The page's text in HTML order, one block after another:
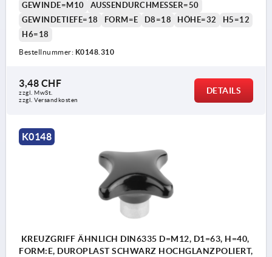
GEWINDE=M10
AUSSENDURCHMESSER=50
GEWINDETIEFE=18
FORM=E D8=18 HÖHE=32
H5=12
H6=18
Bestellnummer: K0148.310
3,48 CHF
zzgl. MwSt.
zzgl. Versandkosten
DETAILS
K0148
KREUZGRIFF ÄHNLICH DIN6335 D=M12, D1=63, H=40,
FORM:E, DUROPLAST SCHWARZ HOCHGLANZPOLIERT,